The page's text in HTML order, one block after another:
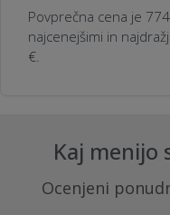
Povprečna cena je
najcenejšimi in
€.
Kaj menijo
Ocenjeni